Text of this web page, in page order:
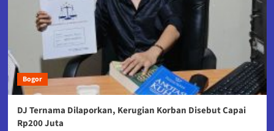
Bogor
DJ Ternama Dilaporkan, Kerugian Korban Disebut Capai
Rp200 Juta